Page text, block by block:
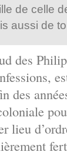
de celle
aussi de
des
des
lieu